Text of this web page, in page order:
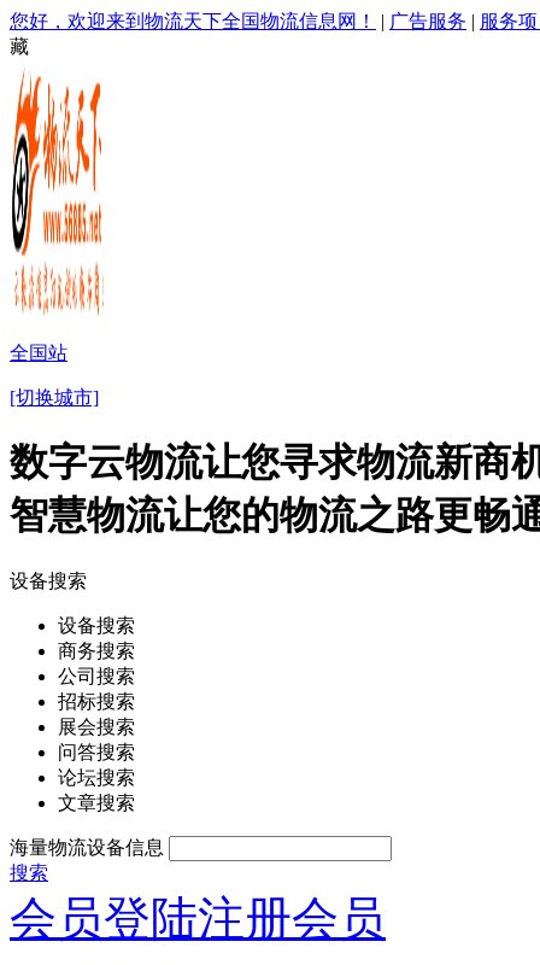
您好，欢迎来到物流天下全国物流信息网！ | 广告服务 | 服务
藏
全国站
[切换城市]
数字云物流让您寻求物流新商
智慧物流让您的物流之路更畅
设备搜索
设备搜索
商务搜索
公司搜索
招标搜索
展会搜索
问答搜索
论坛搜索
文章搜索
海量物流设备信息
搜索
会员登陆注册会员